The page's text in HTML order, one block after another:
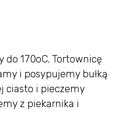
170oC. Tortownicę
i posypujemy bułką
ciasto i pieczemy
z piekarnika i